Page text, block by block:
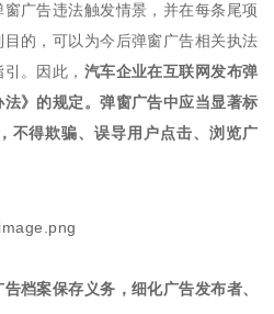
窗广告违法触发情景，并在每条尾项
的，可以为今后弹窗广告相关执法
。因此， 汽车企业在互联网发布弹
》的规定。弹窗广告中应当显著标
不得欺骗、误导用户点击、浏览广
档案保存义务，细化广告发布者、